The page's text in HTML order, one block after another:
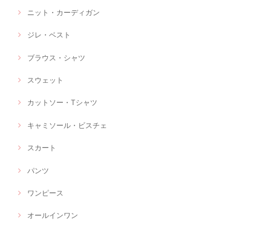
ニット・カーディガン
ジレ・ベスト
ブラウス・シャツ
スウェット
カットソー・Tシャツ
キャミソール・ビスチェ
スカート
パンツ
ワンピース
オールインワン